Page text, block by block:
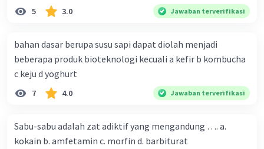
informasi tersebut, dapat disimpulkan bahwa Rendi
sedang melakukan proses pernafasan....
5 3.0 Jawaban terverifikasi
bahan dasar berupa susu sapi dapat diolah menjadi
beberapa produk bioteknologi kecuali a kefir b kombucha
c keju d yoghurt
7 4.0 Jawaban terverifikasi
Sabu-sabu adalah zat adiktif yang mengandung …. a.
kokain b. amfetamin c. morfin d. barbiturat